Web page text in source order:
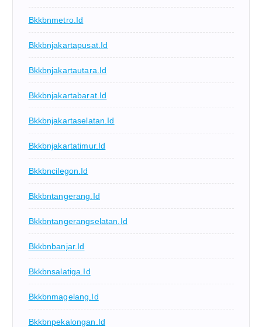
Bkkbnmetro.id
Bkkbnjakartapusat.id
Bkkbnjakartautara.id
Bkkbnjakartabarat.id
Bkkbnjakartaselatan.id
Bkkbnjakartatimur.id
Bkkbncilegon.id
Bkkbntangerang.id
Bkkbntangerangselatan.id
Bkkbnbanjar.id
Bkkbnsalatiga.id
Bkkbnmagelang.id
Bkkbnpekalongan.id